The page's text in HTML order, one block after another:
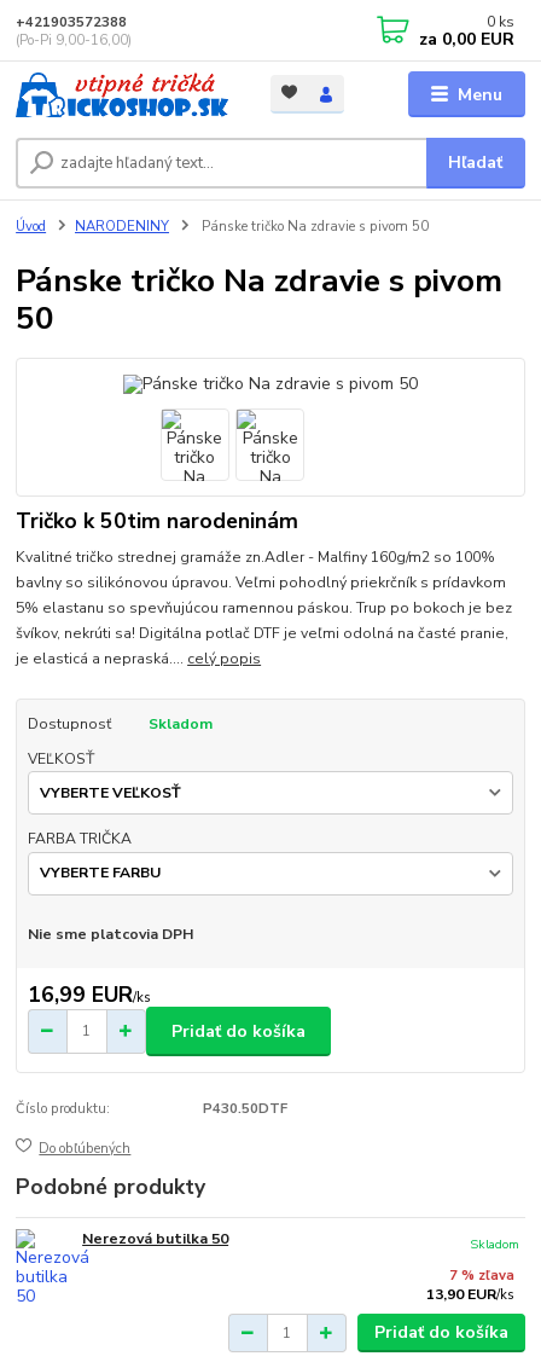
Menu
Hľadať
+421903572388
(Po-Pi 9,00-16,00)
0 ks
za 0,00 EUR
Úvod NARODENINY Pánske tričko Na zdravie s pivom 50
Pánske tričko Na zdravie s pivom
50
Tričko k 50tim narodeninám
Kvalitné tričko strednej gramáže zn.Adler - Malfiny 160g/m2 so 100%
bavlny so silikónovou úpravou. Veľmi pohodlný priekrčník s prídavkom
5% elastanu so spevňujúcou ramennou páskou. Trup po bokoch je bez
švíkov, nekrúti sa! Digitálna potlač DTF je veľmi odolná na časté pranie,
je elasticá a nepraská.... celý popis
Dostupnosť
Skladom
VEĽKOSŤ
FARBA TRIČKA
Nie sme platcovia DPH
16,99 EUR/ks
Pridať do košíka
Číslo produktu: P430.50DTF
Do obľúbených
Podobné produkty
Nerezová butilka 50
7 % zľava
13,90 EUR/ks
Skladom
Pridať do košíka